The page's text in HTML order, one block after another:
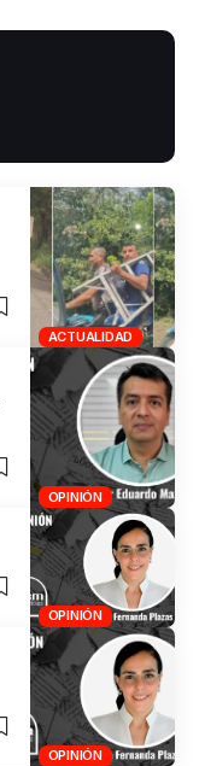
ACTUALIDAD
OPINIÓN
OPINIÓN
OPINIÓN